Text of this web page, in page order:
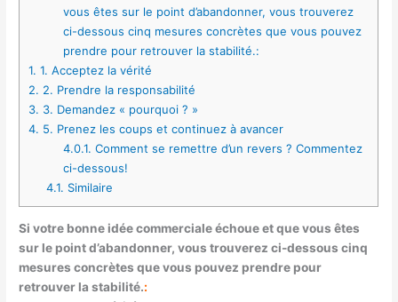
vous êtes sur le point d’abandonner, vous trouverez
ci-dessous cinq mesures concrètes que vous pouvez
prendre pour retrouver la stabilité.:
1. 1. Acceptez la vérité
2. 2. Prendre la responsabilité
3. 3. Demandez « pourquoi ? »
4. 5. Prenez les coups et continuez à avancer
4.0.1. Comment se remettre d’un revers ? Commentez
ci-dessous!
4.1. Similaire
Si votre bonne idée commerciale échoue et que vous êtes
sur le point d’abandonner, vous trouverez ci-dessous cinq
mesures concrètes que vous pouvez prendre pour
retrouver la stabilité.: